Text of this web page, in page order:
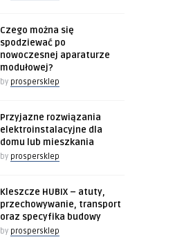
Czego można się
spodziewać po
nowoczesnej aparaturze
modułowej?
by prospersklep
Przyjazne rozwiązania
elektroinstalacyjne dla
domu lub mieszkania
by prospersklep
Kleszcze HUBIX – atuty,
przechowywanie, transport
oraz specyfika budowy
by prospersklep